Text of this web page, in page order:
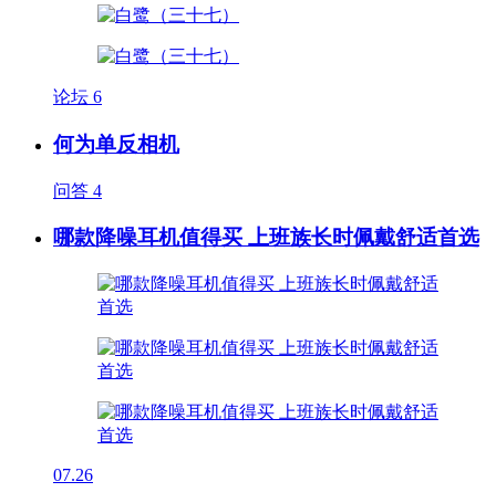
论坛 6
何为单反相机
问答 4
哪款降噪耳机值得买 上班族长时佩戴舒适首选
07.26